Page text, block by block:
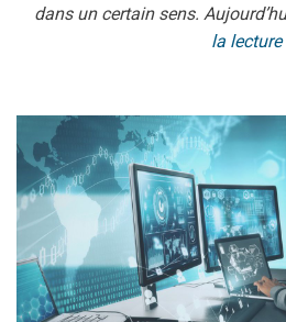
dans un certain sens.
la lecture